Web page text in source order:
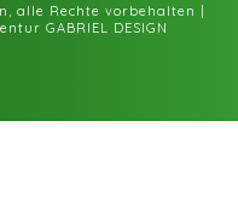
alle Rechte vorbehalten |
GABRIEL DESIGN